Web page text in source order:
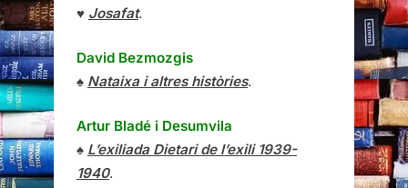
♥ Josafat.
David Bezmozgis
♠ Nataixa i altres històries.
Artur Bladé i Desumvila
♠ L’exiliada Dietari de l’exili 1939-
1940.